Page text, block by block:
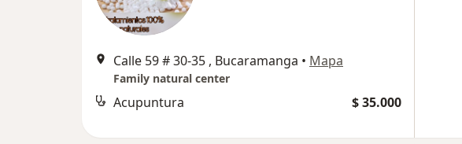
Calle 59 # 30-35 , Bucaramanga • Mapa
Family natural center
Acupuntura $ 35.000